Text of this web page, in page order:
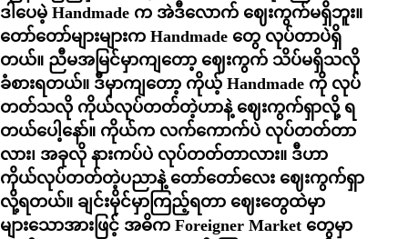
ဒါပေမဲ့ Handmade က အဲဒီလောက် ဈေးကွက်မရှိဘူး။
တော်တော်များများက Handmade တွေ လုပ်တာပဲရှိ
တယ်။ ညီမအမြင်မှာကျတော့ ဈေးကွက် သိပ်မရှိသလို
ခံစားရတယ်။ ဒီမှာကျတော့ ကိုယ့် Handmade ကို လုပ်
တတ်သလို ကိုယ်လုပ်တတ်တဲ့ဟာနဲ့ ဈေးကွက်ရှာလို့ ရ
တယ်ပေါ့နော်။ ကိုယ်က လက်ကောက်ပဲ လုပ်တတ်တာ
လား၊ အခုလို နားကပ်ပဲ လုပ်တတ်တာလား။ ဒီဟာ
ကိုယ်လုပ်တတ်တဲ့ပညာနဲ့ တော်တော်လေး ဈေးကွက်ရှာ
လို့ရတယ်။ ချင်းမိုင်မှာကြည့်ရတာ ဈေးတွေထဲမှာ
များသောအားဖြင့် အဓိက Foreigner Market တွေမှာ